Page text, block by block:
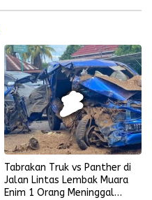
Tabrakan Truk vs Panther di
Jalan Lintas Lembak Muara
Enim 1 Orang Meninggal